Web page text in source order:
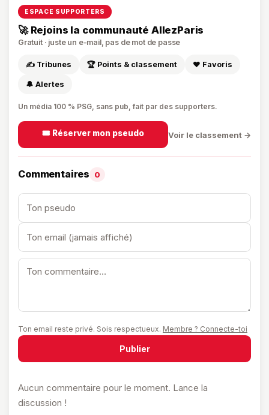
ESPACE SUPPORTERS
🚀 Rejoins la communauté AllezParis
Gratuit · juste un e-mail, pas de mot de passe
✍️ Tribunes 🏆 Points & classement ❤️ Favoris
🔔 Alertes
Un média 100 % PSG, sans pub, fait par des supporters.
🎟️ Réserver mon pseudo Voir le classement →
Commentaires 0
Ton email reste privé. Sois respectueux. Membre ? Connecte-toi
Publier
Aucun commentaire pour le moment. Lance la
discussion !